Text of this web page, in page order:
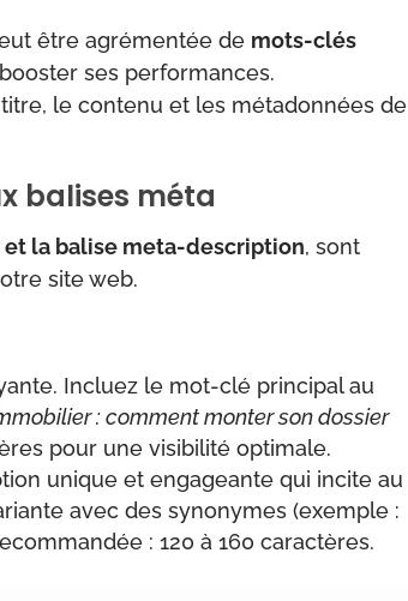
être agrémentée de mots-clés
ses performances.
le contenu et les métadonnées de
balises méta
la balise meta-description, sont
site web.
Incluez le mot-clé principal au
: comment monter son dossier
pour une visibilité optimale.
unique et engageante qui incite au
avec des synonymes (exemple :
: 120 à 160 caractères.